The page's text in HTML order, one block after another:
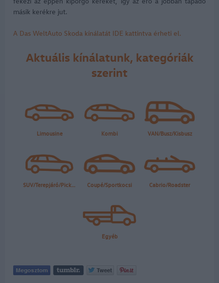
másik kerékre jut.
A Das WeltAuto Skoda kínálatát IDE kattintva érheti el.
Aktuális kínálatunk, kategóriák
szerint